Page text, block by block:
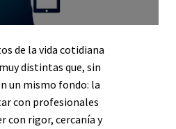
de la vida cotidiana
distintas que, sin
un mismo fondo: la
con profesionales
con rigor, cercanía y